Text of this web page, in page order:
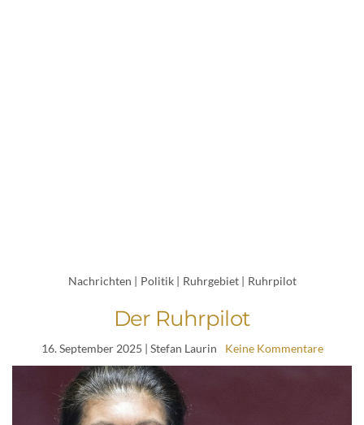
Nachrichten | Politik | Ruhrgebiet | Ruhrpilot
Der Ruhrpilot
16. September 2025 | Stefan Laurin Keine Kommentare